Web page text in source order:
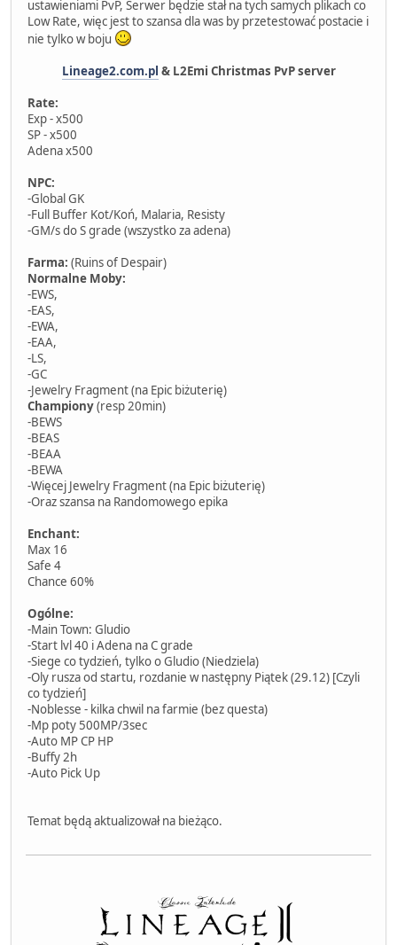
ustawieniami PvP, Serwer będzie stał na tych samych plikach co
Low Rate, więc jest to szansa dla was by przetestować postacie i
nie tylko w boju
Lineage2.com.pl & L2Emi Christmas PvP server
Rate:
Exp - x500
SP - x500
Adena x500
NPC:
-Global GK
-Full Buffer Kot/Koń, Malaria, Resisty
-GM/s do S grade (wszystko za adena)
Farma: (Ruins of Despair)
Normalne Moby:
-EWS,
-EAS,
-EWA,
-EAA,
-LS,
-GC
-Jewelry Fragment (na Epic biżuterię)
Championy(resp 20min)
-BEWS
-BEAS
-BEAA
-BEWA
-Więcej Jewelry Fragment (na Epic biżuterię)
-Oraz szansa na Randomowego epika
Enchant:
Max 16
Safe 4
Chance 60%
Ogólne:
-Main Town: Gludio
-Start lvl 40 i Adena na C grade
-Siege co tydzień, tylko o Gludio (Niedziela)
-Oly rusza od startu, rozdanie w następny Piątek (29.12) [Czyli
co tydzień]
-Noblesse - kilka chwil na farmie (bez questa)
-Mp poty 500MP/3sec
-Auto MP CP HP
-Buffy 2h
-Auto Pick Up
Temat będą aktualizował na bieżąco.